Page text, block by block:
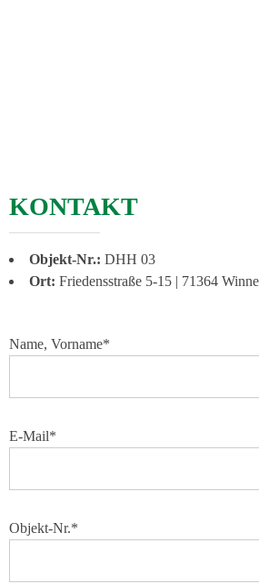
KONTAKT
Objekt-Nr.: DHH 03
Ort: Friedensstraße 5-15 | 71364
Name, Vorname*
E-Mail*
Objekt-Nr.*